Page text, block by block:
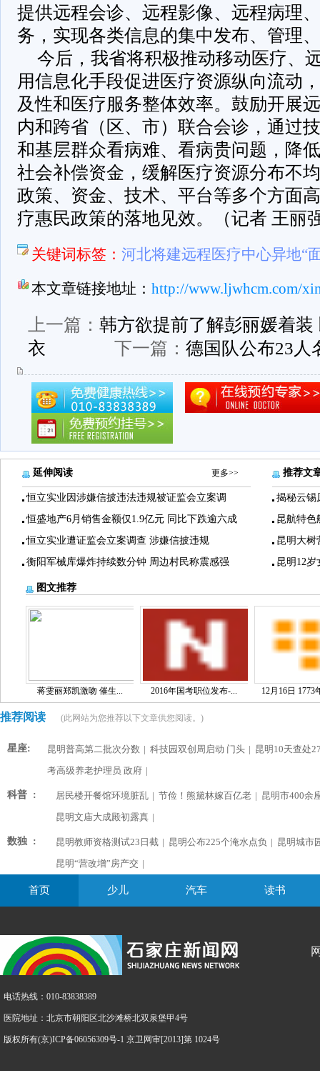
提供远程会诊、远程影像、远程病理
务，实现各类信息的集中发布、管理
今后，我省将积极推动移动医疗、
用信息化手段促进医疗资源纵向流动
及性和医疗服务整体效率。鼓励开展
内和跨省（区、市）联合会诊，通过
和基层群众看病难、看病贵问题，降
社会补偿资金，缓解医疗资源分布不
政策、资金、技术、平台等多个方面
疗惠民政策的落地见效。（记者 王丽
关键词标签： 河北将建远程医疗中心异地“
本文章链接地址： http://www.ljwhcm.com/
上一篇： 韩方欲提前了解彭丽媛着装
衣
下一篇： 德国队公布23人
延伸阅读 更多>>
恒立实业因涉嫌信披违法违规被证监会立案调
恒盛地产6月销售金额仅1.9亿元 同比下跌逾六成
恒立实业遭证监会立案调查 涉嫌信披违规
衡阳军械库爆炸持续数分钟 周边村民称震感强
推荐文
揭秘云锡
昆航特色
昆明大树
昆明12
图文推荐
蒋雯丽郑凯激吻 催生... 2016年国考职位发布-... 12月16日 1773
推荐阅读 (此网站为您推荐以下文章供您阅读。)
星座: 昆明普高第二批次分数 | 科技园双创周启动 门头 | 昆明10天查处
考高级养老护理员 政府 |
科普 : 居民楼开餐馆环境脏乱 | 节俭！熊黛林嫁百亿老 | 昆明市400余
昆明文庙大成殿初露真 |
数独 : 昆明教师资格测试23日截 | 昆明公布225个淹水点负 | 昆明城市
昆明“营改增”房产交 |
首页 少儿 汽车 读书
电话热线：010-83838389
医院地址：北京市朝阳区北沙滩桥北双泉堡甲4号
版权所有(京)ICP备06056309号-1 京卫网审[2013]第 1024号